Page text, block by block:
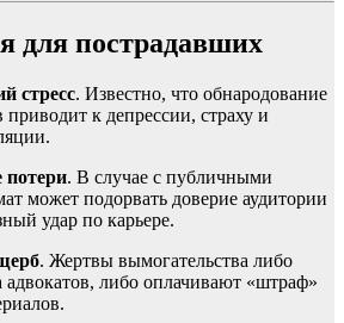
для пострадавших
стресс. Известно, что обнародование
к депрессии, страху и
потери. В случае с публичными
может подорвать доверие аудитории
удар по карьере.
. Жертвы вымогательства либо
адвокатов, либо оплачивают «штраф»